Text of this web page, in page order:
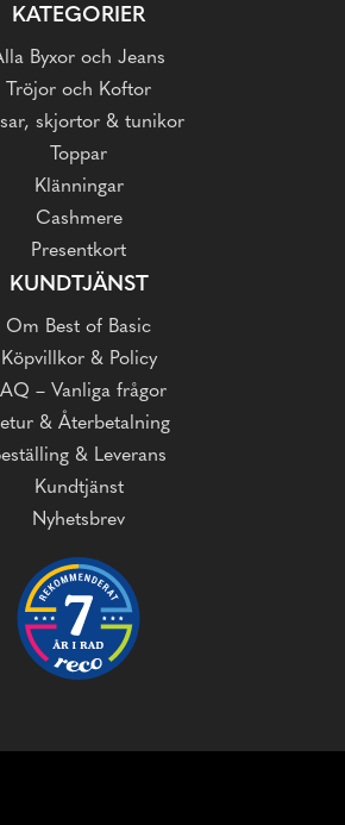
KATEGORIER
Byxor och Jeans
Tröjor och Koftor
skjortor & tunikor
Toppar
Klänningar
Cashmere
Presentkort
KUNDTJÄNST
Om Best of Basic
Köpvillkor & Policy
– Vanliga frågor
& Återbetalning
& Leverans
Kundtjänst
Nyhetsbrev